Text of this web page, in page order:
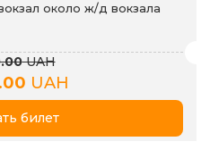
около ж/д вокзала
UAH
UAH
билет